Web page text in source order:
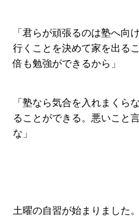
「君らが頑張るのは塾へ向
行くことを決めて家を出る
倍も勉強ができるから」
「塾なら気合を入れまくら
ることができる。悪いこと
な」
土曜の自習が始まりました